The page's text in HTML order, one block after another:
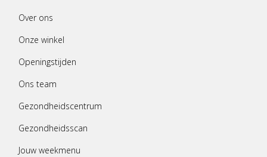
Over ons
Onze winkel
Openingstijden
Ons team
Gezondheidscentrum
Gezondheidsscan
Jouw weekmenu